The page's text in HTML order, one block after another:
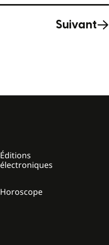
Suivant
Éditions
électroniques
Horoscope